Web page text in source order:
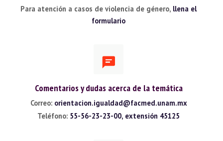
Para atención a casos de violencia de género, llena el
formulario
Comentarios y dudas acerca de la temática
Correo: orientacion.igualdad@facmed.unam.mx
Teléfono: 55-56-23-23-00, extensión 45125